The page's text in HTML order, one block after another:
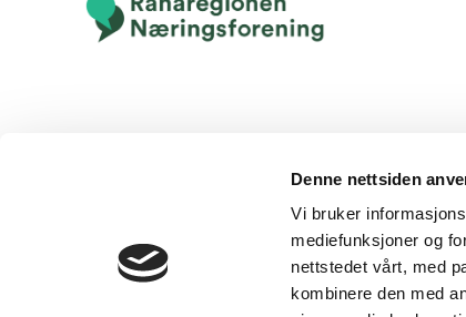
Denne nettsiden
Vi bruker
mediefunksjoner og
nettstedet vårt, med
kombinere den med